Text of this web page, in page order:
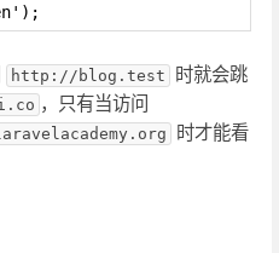
http://blog.test
时就会跳
，只有当访问
时才能看